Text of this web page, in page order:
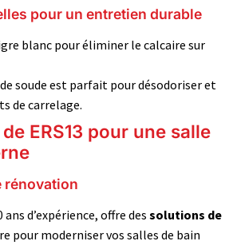
pour un entretien durable
blanc pour éliminer le calcaire sur
soude est parfait pour désodoriser et
de carrelage.
ERS13 pour une salle
rénovation
ans d’expérience, offre des solutions de
pour moderniser vos salles de bain